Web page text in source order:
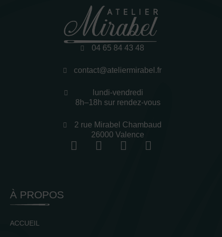
04 65 84 43 48
contact@ateliermirabel.fr
lundi-vendredi
8h–18h sur rendez-vous
2 rue Mirabel Chambaud
26000 Valence
À PROPOS
ACCUEIL